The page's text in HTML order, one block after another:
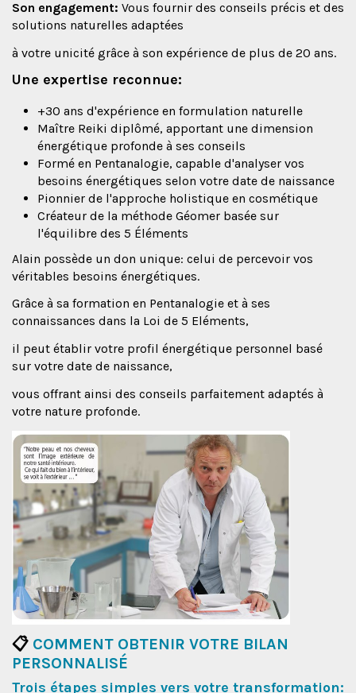
Son engagement: Vous fournir des conseils précis et des
solutions naturelles adaptées
à votre unicité grâce à son expérience de plus de 20 ans.
Une expertise reconnue:
+30 ans d'expérience en formulation naturelle
Maître Reiki diplômé, apportant une dimension
énergétique profonde à ses conseils
Formé en Pentanalogie, capable d'analyser vos
besoins énergétiques selon votre date de naissance
Pionnier de l'approche holistique en cosmétique
Créateur de la méthode Géomer basée sur
l'équilibre des 5 Éléments
Alain possède un don unique: celui de percevoir vos
véritables besoins énergétiques.
Grâce à sa formation en Pentanalogie et à ses
connaissances dans la Loi de 5 Eléments,
il peut établir votre profil énergétique personnel basé
sur votre date de naissance,
vous offrant ainsi des conseils parfaitement adaptés à
votre nature profonde.
📋 COMMENT OBTENIR VOTRE BILAN
PERSONNALISÉ
Trois étapes simples vers votre transformation: